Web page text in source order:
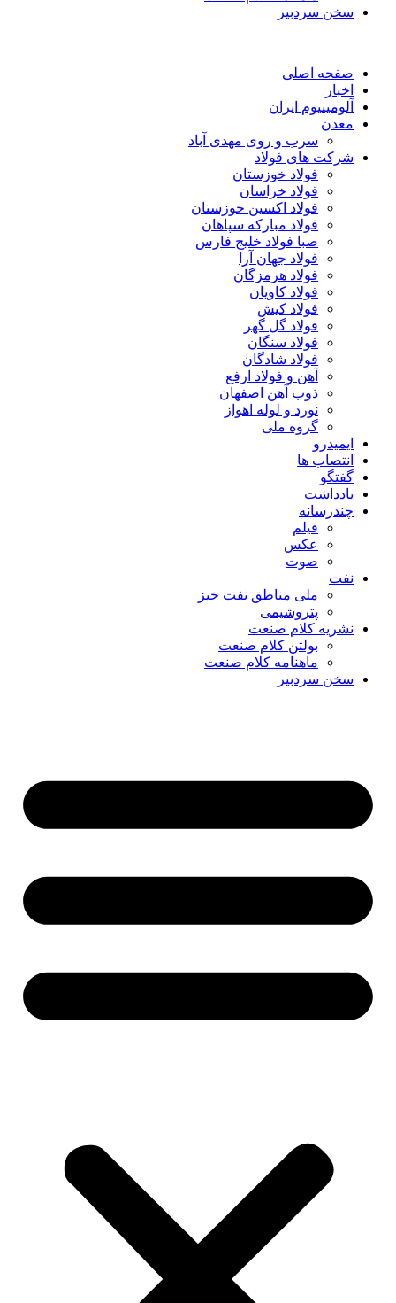
سخن سردبیر
صفحه اصلی
اخبار
آلومینیوم ایران
معدن
سرب و روی مهدی آباد
شرکت های فولاد
فولاد خوزستان
فولاد خراسان
فولاد اکسین خوزستان
فولاد مبارکه سپاهان
صبا فولاد خلیج فارس
فولاد جهان آرا
فولاد هرمزگان
فولاد کاویان
فولاد کیش
فولاد گل گهر
فولاد سنگان
فولاد شادگان
آهن و فولاد ارفع
ذوب آهن اصفهان
نورد و لوله اهواز
گروه ملی
ایمیدرو
انتصاب ها
گفتگو
یادداشت
چندرسانه
فیلم
عکس
صوت
نفت
ملی مناطق نفت خیز
پتروشیمی
نشریه کلام صنعت
بولتن کلام صنعت
ماهنامه کلام صنعت
سخن سردبیر